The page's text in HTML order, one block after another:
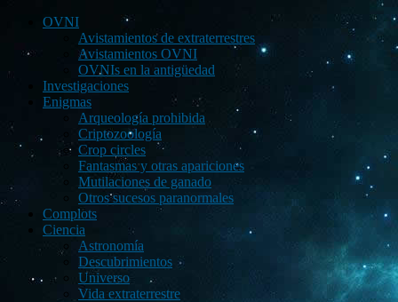
OVNI
Avistamientos de extraterrestres
Avistamientos OVNI
OVNIs en la antigüedad
Investigaciones
Enigmas
Arqueología prohibida
Criptozoología
Crop circles
Fantasmas y otras apariciones
Mutilaciones de ganado
Otros sucesos paranormales
Complots
Ciencia
Astronomía
Descubrimientos
Universo
Vida extraterrestre